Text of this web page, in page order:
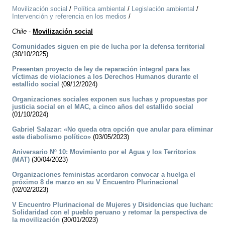
Movilización social / Política ambiental / Legislación ambiental /
Intervención y referencia en los medios /
Chile - Movilización social
Comunidades siguen en pie de lucha por la defensa territorial
(30/10/2025)
Presentan proyecto de ley de reparación integral para las
víctimas de violaciones a los Derechos Humanos durante el
estallido social (09/12/2024)
Organizaciones sociales exponen sus luchas y propuestas por
justicia social en el MAC, a cinco años del estallido social
(01/10/2024)
Gabriel Salazar: «No queda otra opción que anular para eliminar
este diabolismo político» (03/05/2023)
Aniversario Nº 10: Movimiento por el Agua y los Territorios
(MAT) (30/04/2023)
Organizaciones feministas acordaron convocar a huelga el
próximo 8 de marzo en su V Encuentro Plurinacional
(02/02/2023)
V Encuentro Plurinacional de Mujeres y Disidencias que luchan:
Solidaridad con el pueblo peruano y retomar la perspectiva de
la movilización (30/01/2023)